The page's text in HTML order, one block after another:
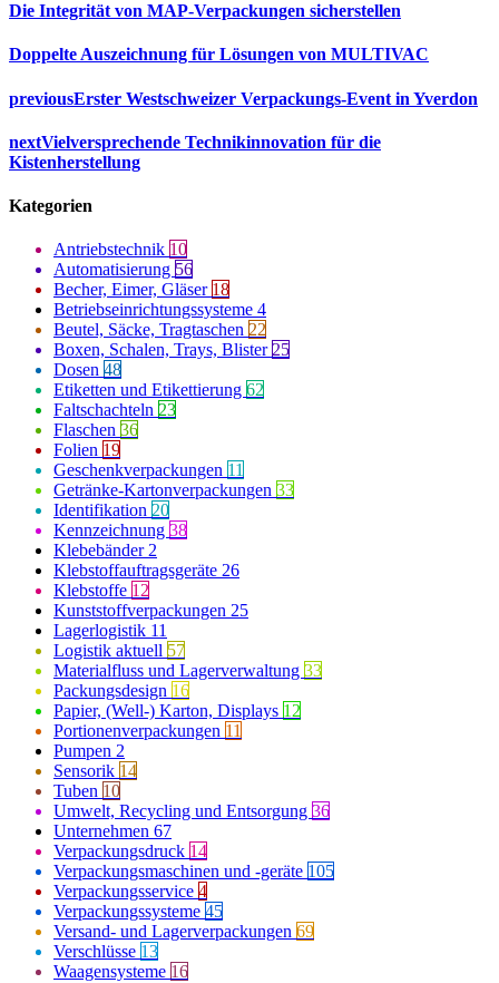
Die Integrität von MAP-Verpackungen sicherstellen
Doppelte Auszeichnung für Lösungen von MULTIVAC
previousErster Westschweizer Verpackungs-Event in Yverdon
nextVielversprechende Technikinnovation für die
Kistenherstellung
Kategorien
Antriebstechnik 10
Automatisierung 56
Becher, Eimer, Gläser 18
Betriebseinrichtungssysteme 4
Beutel, Säcke, Tragtaschen 22
Boxen, Schalen, Trays, Blister 25
Dosen 48
Etiketten und Etikettierung 62
Faltschachteln 23
Flaschen 36
Folien 19
Geschenkverpackungen 11
Getränke-Kartonverpackungen 33
Identifikation 20
Kennzeichnung 38
Klebebänder 2
Klebstoffauftragsgeräte 26
Klebstoffe 12
Kunststoffverpackungen 25
Lagerlogistik 11
Logistik aktuell 57
Materialfluss und Lagerverwaltung 33
Packungsdesign 16
Papier, (Well-) Karton, Displays 12
Portionenverpackungen 11
Pumpen 2
Sensorik 14
Tuben 10
Umwelt, Recycling und Entsorgung 36
Unternehmen 67
Verpackungsdruck 14
Verpackungsmaschinen und -geräte 105
Verpackungsservice 4
Verpackungssysteme 45
Versand- und Lagerverpackungen 69
Verschlüsse 13
Waagensysteme 16